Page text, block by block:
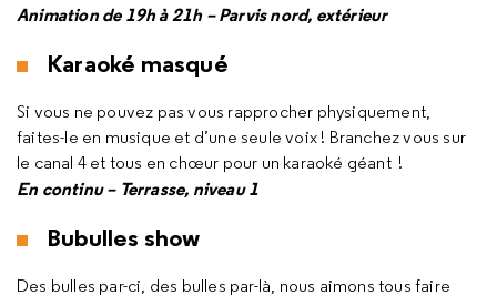
Animation de 19h à 21h – Parvis nord, extérieur
Karaoké masqué
Si vous ne pouvez pas vous rapprocher physiquement,
faites-le en musique et d’une seule voix ! Branchez vous sur
le canal 4 et tous en chœur pour un karaoké géant !
En continu – Terrasse, niveau 1
Bubulles show
Des bulles par-ci, des bulles par-là, nous aimons tous faire